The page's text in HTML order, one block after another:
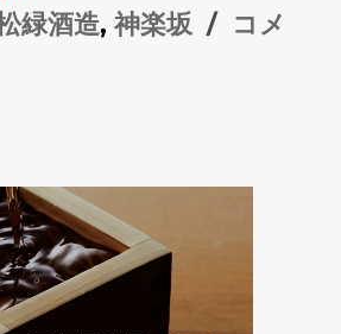
テ
グ
緑酒造,神楽坂
酒
営
コメ